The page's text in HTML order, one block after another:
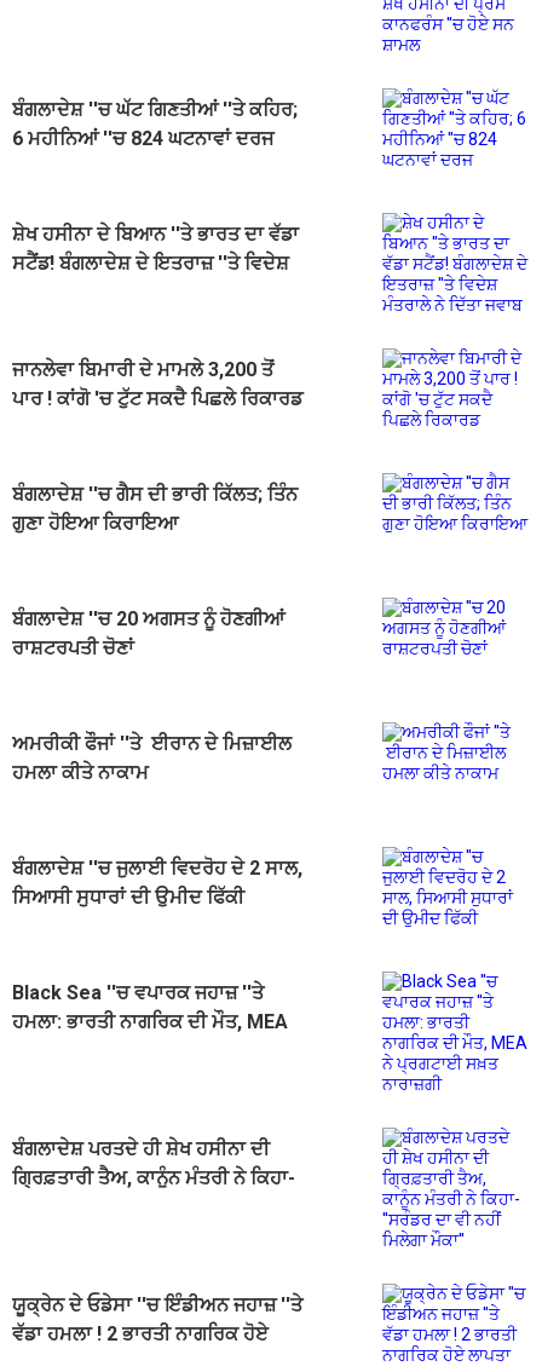
ਬੰਗਲਾਦੇਸ਼ ''ਚ ਘੱਟ ਗਿਣਤੀਆਂ ''ਤੇ ਕਹਿਰ;
6 ਮਹੀਨਿਆਂ ''ਚ 824 ਘਟਨਾਵਾਂ ਦਰਜ
ਸ਼ੇਖ ਹਸੀਨਾ ਦੇ ਬਿਆਨ ''ਤੇ ਭਾਰਤ ਦਾ ਵੱਡਾ
ਸਟੈਂਡ! ਬੰਗਲਾਦੇਸ਼ ਦੇ ਇਤਰਾਜ਼ ''ਤੇ ਵਿਦੇਸ਼
ਜਾਨਲੇਵਾ ਬਿਮਾਰੀ ਦੇ ਮਾਮਲੇ 3,200 ਤੋਂ
ਪਾਰ ! ਕਾਂਗੋ 'ਚ ਟੁੱਟ ਸਕਦੈ ਪਿਛਲੇ ਰਿਕਾਰਡ
ਬੰਗਲਾਦੇਸ਼ ''ਚ ਗੈਸ ਦੀ ਭਾਰੀ ਕਿੱਲਤ; ਤਿੰਨ
ਗੁਣਾ ਹੋਇਆ ਕਿਰਾਇਆ
ਬੰਗਲਾਦੇਸ਼ ''ਚ 20 ਅਗਸਤ ਨੂੰ ਹੋਣਗੀਆਂ
ਰਾਸ਼ਟਰਪਤੀ ਚੋਣਾਂ
ਅਮਰੀਕੀ ਫੌਜਾਂ ''ਤੇ ਈਰਾਨ ਦੇ ਮਿਜ਼ਾਈਲ
ਹਮਲਾ ਕੀਤੇ ਨਾਕਾਮ
ਬੰਗਲਾਦੇਸ਼ ''ਚ ਜੁਲਾਈ ਵਿਦਰੋਹ ਦੇ 2 ਸਾਲ,
ਸਿਆਸੀ ਸੁਧਾਰਾਂ ਦੀ ਉਮੀਦ ਫਿੱਕੀ
Black Sea ''ਚ ਵਪਾਰਕ ਜਹਾਜ਼ ''ਤੇ
ਹਮਲਾ: ਭਾਰਤੀ ਨਾਗਰਿਕ ਦੀ ਮੌਤ, MEA
ਬੰਗਲਾਦੇਸ਼ ਪਰਤਦੇ ਹੀ ਸ਼ੇਖ ਹਸੀਨਾ ਦੀ
ਗ੍ਰਿਫ਼ਤਾਰੀ ਤੈਅ, ਕਾਨੂੰਨ ਮੰਤਰੀ ਨੇ ਕਿਹਾ-
ਯੂਕ੍ਰੇਨ ਦੇ ਓਡੇਸਾ ''ਚ ਇੰਡੀਅਨ ਜਹਾਜ਼ ''ਤੇ
ਵੱਡਾ ਹਮਲਾ ! 2 ਭਾਰਤੀ ਨਾਗਰਿਕ ਹੋਏ